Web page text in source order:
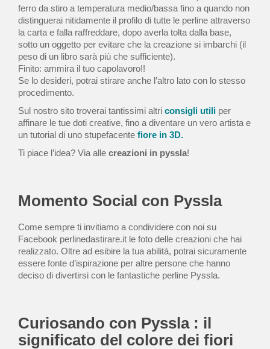
ferro da stiro a temperatura medio/bassa fino a quando non
distinguerai nitidamente il profilo di tutte le perline attraverso
la carta e falla raffreddare, dopo averla tolta dalla base,
sotto un oggetto per evitare che la creazione si imbarchi (il
peso di un libro sarà più che sufficiente).
Finito: ammira il tuo capolavoro!!
Se lo desideri, potrai stirare anche l’altro lato con lo stesso
procedimento.
Sul nostro sito troverai tantissimi altri consigli utili per
affinare le tue doti creative, fino a diventare un vero artista e
un tutorial di uno stupefacente fiore in 3D.
Ti piace l’idea? Via alle creazioni in pyssla!
Momento Social con Pyssla
Come sempre ti invitiamo a condividere con noi su
Facebook perlinedastirare.it le foto delle creazioni che hai
realizzato. Oltre ad esibire la tua abilità, potrai sicuramente
essere fonte d’ispirazione per altre persone che hanno
deciso di divertirsi con le fantastiche perline Pyssla.
Curiosando con Pyssla : il
significato del colore dei fiori